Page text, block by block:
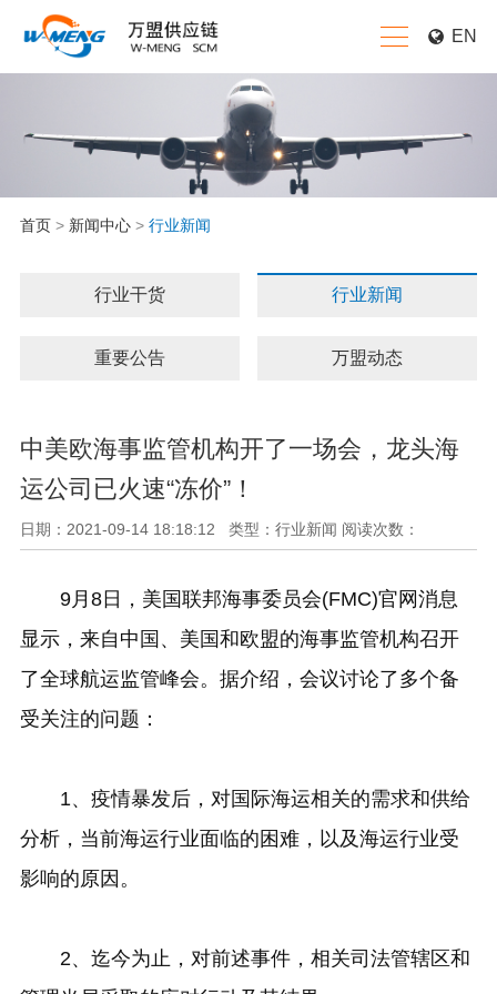
EN
首页> 新闻中心> 行业新闻
行业干货 行业新闻
重要公告 万盟动态
中美欧海事监管机构开了一场会，龙头海
运公司已火速“冻价”！
日期：2021-09-14 18:18:12 类型：行业新闻 阅读次数：
9月8日，美国联邦海事委员会(FMC)官网消息
显示，来自中国、美国和欧盟的海事监管机构召开
了全球航运监管峰会。据介绍，会议讨论了多个备
受关注的问题：
1、疫情暴发后，对国际海运相关的需求和供给
分析，当前海运行业面临的困难，以及海运行业受
影响的原因。
2、迄今为止，对前述事件，相关司法管辖区和